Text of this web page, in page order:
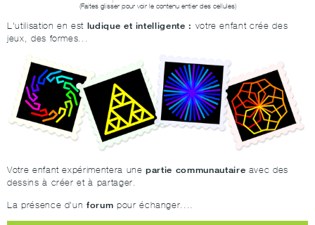
L'utilisation en est ludique et intelligente : votre enfant crée des
jeux, des formes...
Votre enfant expérimentera unepartie communautaire avec des
dessins à créer et à partager.
La présence d'unforum pour échanger....